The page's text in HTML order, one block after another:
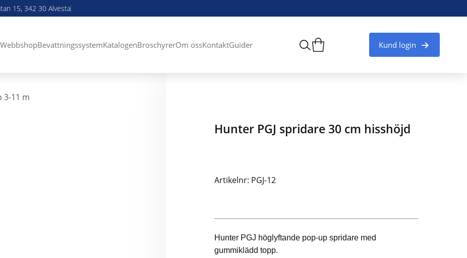
15, 342 30 Alvesta
WebbshopBevattningssystemKatalogenBroschyrerOm ossKontaktGuider Kund login
3-11 m
Hunter PGJ spridare 30 cm hisshöjd
Artikelnr: PGJ-12
Hunter PGJ höglyftande pop-up spridare med
gummiklädd topp.